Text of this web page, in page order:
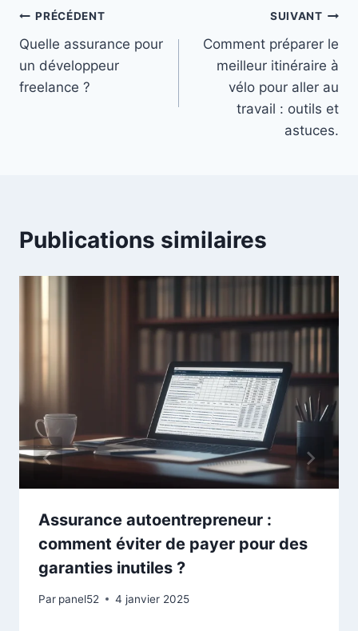
Navigation
de
l’article
PRÉCÉDENT
Quelle assurance pour
un développeur
freelance ?
SUIVANT
Comment préparer le
meilleur itinéraire à
vélo pour aller au
travail : outils et
astuces.
Publications similaires
Assurance autoentrepreneur :
comment éviter de payer pour des
garanties inutiles ?
Par panel52 4 janvier 2025